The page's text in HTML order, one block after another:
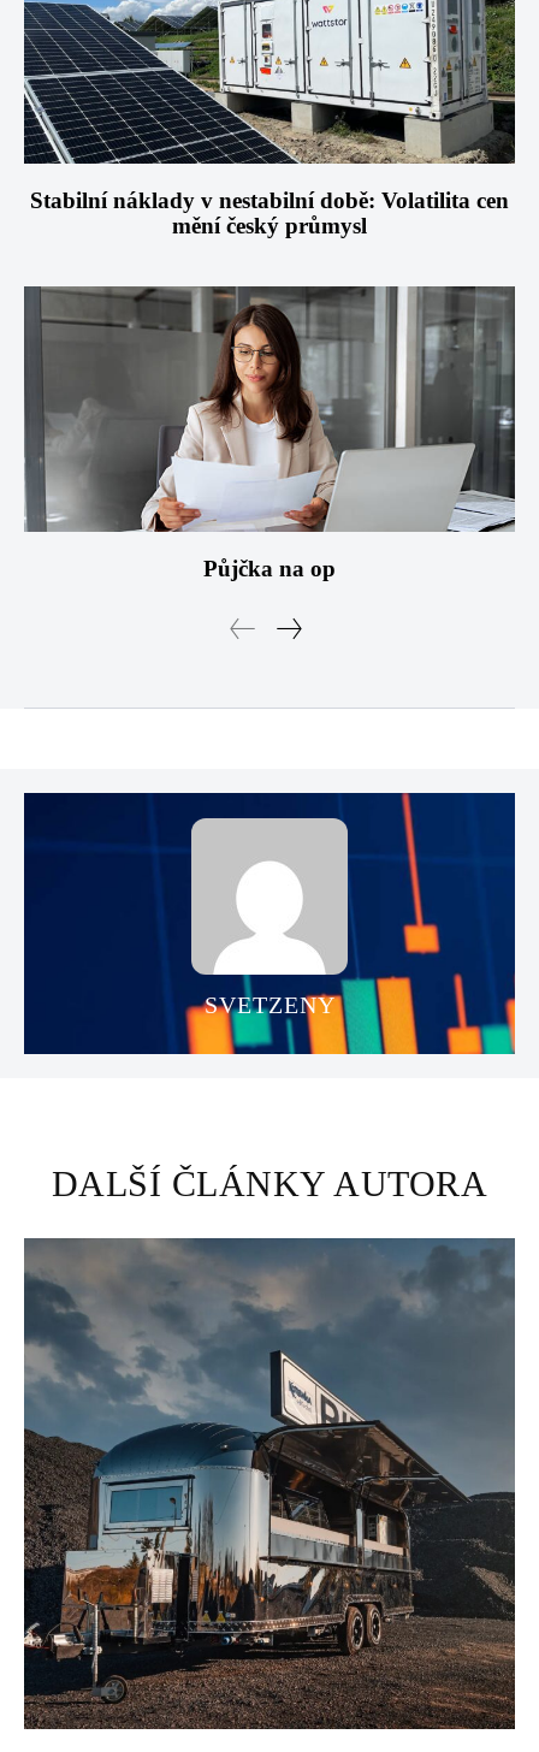
Stabilní náklady v nestabilní době: Volatilita cen
mění český průmysl
Půjčka na op
SVETZENY
DALŠÍ ČLÁNKY AUTORA